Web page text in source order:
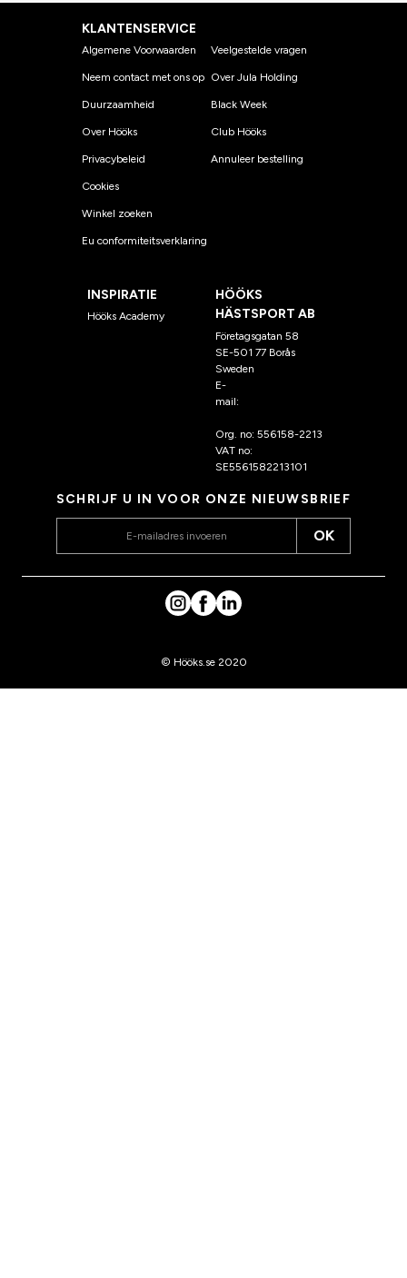
KLANTENSERVICE
Algemene Voorwaarden
Neem contact met ons op
Duurzaamheid
Over Hööks
Privacybeleid
Cookies
Winkel zoeken
Eu conformiteitsverklaring
Veelgestelde vragen
Over Jula Holding
Black Week
Club Hööks
Annuleer bestelling
INSPIRATIE
Hööks Academy
HÖÖKS
HÄSTSPORT AB
Företagsgatan 58
SE-501 77 Borås
Sweden
E-
mail:
Org. no: 556158-2213
VAT no:
SE5561582213101
SCHRIJF U IN VOOR ONZE NIEUWSBRIEF
OK
© Hööks.se 2020